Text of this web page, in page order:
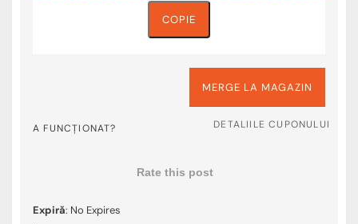
COPIE
MERGE LA MAGAZIN
A FUNCȚIONAT? DETALIILE CUPONULUI
Rate this post
Expiră: No Expires